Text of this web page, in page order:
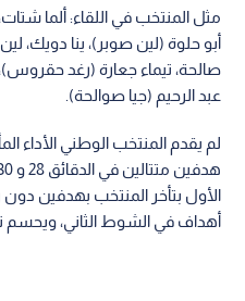
مثل المنتخب في اللقاء: ألما
أبو حلوة (لين صوبر)، ينا دويك،
صالحة، تيماء جعارة (رغد
عبد الرحيم (جيا صوالحة).
لم يقدم المنتخب الوطني الأداء
الأول بتأخر المنتخب بهدفين
أهداف في الشوط الثاني، ويحسم